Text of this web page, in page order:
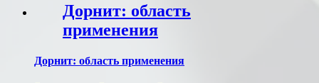
Дорнит: область
применения
Дорнит: область применения